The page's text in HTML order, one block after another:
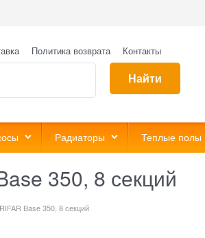
Политика возврата Контакты
Найти
Радиаторы Теплые полы
350, 8 секций
Base 350, 8 секций